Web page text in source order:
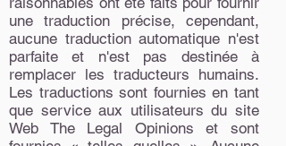
une traduction précise, cependant,
aucune traduction automatique n'est
parfaite et n'est pas destinée à
remplacer les traducteurs humains.
Les traductions sont fournies en tant
que service aux utilisateurs du site
Web The Legal Opinions et sont